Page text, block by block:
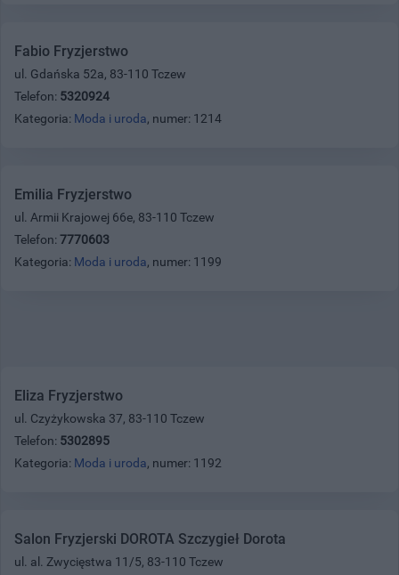
Fabio Fryzjerstwo
ul. Gdańska 52a, 83-110 Tczew
Telefon: 5320924
Kategoria: Moda i uroda, numer: 1214
Emilia Fryzjerstwo
ul. Armii Krajowej 66e, 83-110 Tczew
Telefon: 7770603
Kategoria: Moda i uroda, numer: 1199
Eliza Fryzjerstwo
ul. Czyżykowska 37, 83-110 Tczew
Telefon: 5302895
Kategoria: Moda i uroda, numer: 1192
Salon Fryzjerski DOROTA Szczygieł Dorota
ul. al. Zwycięstwa 11/5, 83-110 Tczew